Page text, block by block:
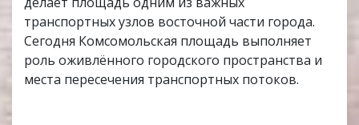
транспортных узлов восточной части города.
Сегодня Комсомольская площадь выполняет
роль оживлённого городского пространства и
места пересечения транспортных потоков.